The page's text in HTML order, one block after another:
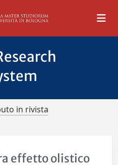
in rivista
effetto olistico